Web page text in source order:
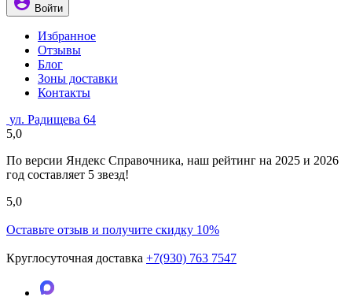
Войти
Избранное
Отзывы
Блог
Зоны доставки
Контакты
ул. Радищева 64
5,0
По версии Яндекс Справочника, наш рейтинг на 2025 и 2026
год составляет 5 звезд!
5,0
Оставьте отзыв и получите скидку 10%
Круглосуточная доставка +7(930) 763 7547